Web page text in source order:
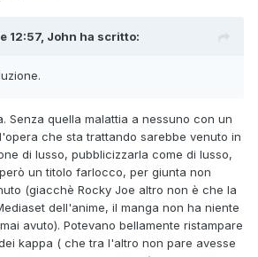
12:57, John ha scritto:
Senza quella malattia a nessuno con un
che sta trattando sarebbe venuto in
di lusso, pubblicizzarla come di lusso,
un titolo farlocco, per giunta non
(giacchè Rocky Joe altro non è che la
dell'anime, il manga non ha niente
avuto). Potevano bellamente ristampare
kappa ( che tra l'altro non pare avesse